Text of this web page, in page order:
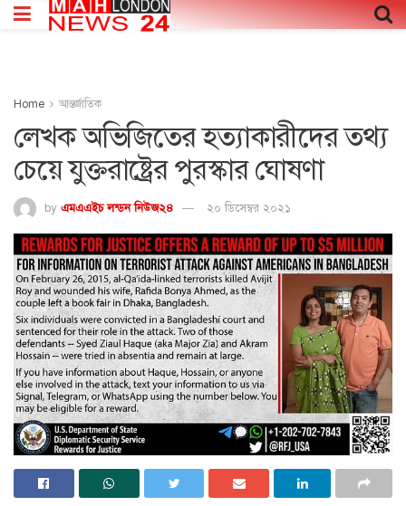
Home আন্তর্জাতিক
লেখক অভিজিতের হত্যাকারীদের তথ্য
চেয়ে যুক্তরাষ্ট্রের পুরস্কার ঘোষণা
by এমএএইচ লন্ডন নিউজ২৪ ২০ ডিসেম্বর ২০২১